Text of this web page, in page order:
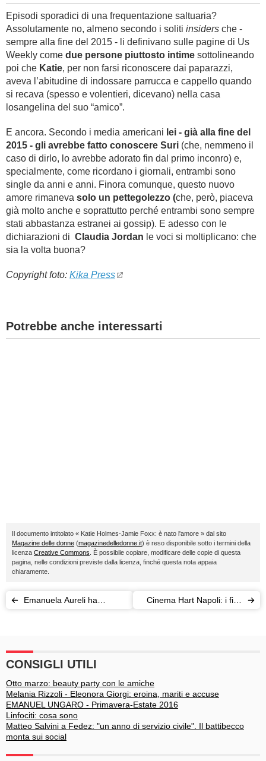
Episodi sporadici di una frequentazione saltuaria?
Assolutamente no, almeno secondo i soliti insiders che -
sempre alla fine del 2015 - li definivano sulle pagine di Us
Weekly come due persone piuttosto intime sottolineando
poi che Katie, per non farsi riconoscere dai paparazzi,
aveva l’abitudine di indossare parrucca e cappello quando
si recava (spesso e volentieri, dicevano) nella casa
losangelina del suo “amico”.
E ancora. Secondo i media americani lei - già alla fine del
2015 - gli avrebbe fatto conoscere Suri (che, nemmeno il
caso di dirlo, lo avrebbe adorato fin dal primo inconro) e,
specialmente, come ricordano i giornali, entrambi sono
single da anni e anni. Finora comunque, questo nuovo
amore rimaneva solo un pettegolezzo (che, però, piaceva
già molto anche e soprattutto perché entrambi sono sempre
stati abbastanza estranei ai gossip). E adesso con le
dichiarazioni di Claudia Jordan le voci si moltiplicano: che
sia la volta buona?
Copyright foto: Kika Press
Potrebbe anche interessarti
Il documento intitolato « Katie Holmes-Jamie Foxx: è nato l'amore » dal sito
Magazine delle donne (magazinedelledonne.it) è reso disponibile sotto i termini della
licenza Creative Commons . È possibile copiare, modificare delle copie di questa
pagina, nelle condizioni previste dalla licenza, finché questa nota appaia
chiaramente.
Emanuela Aureli ha
Cinema Hart Napoli: i film
CONSIGLI UTILI
Otto marzo: beauty party con le amiche
Melania Rizzoli - Eleonora Giorgi: eroina, mariti e accuse
EMANUEL UNGARO - Primavera-Estate 2016
Linfociti: cosa sono
Matteo Salvini a Fedez: "un anno di servizio civile". Il battibecco
monta sui social